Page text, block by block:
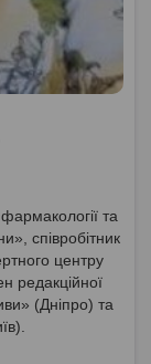
та
співробітник
центру
редакційної
(Дніпро) та